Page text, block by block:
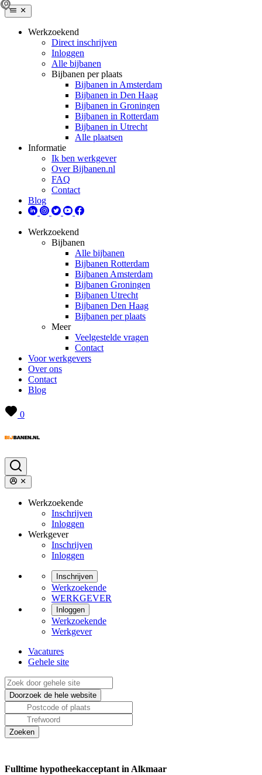
Werkzoekend
Direct inschrijven
Inloggen
Alle bijbanen
Bijbanen per plaats
Bijbanen in Amsterdam
Bijbanen in Den Haag
Bijbanen in Groningen
Bijbanen in Rotterdam
Bijbanen in Utrecht
Alle plaatsen
Informatie
Ik ben werkgever
Over Bijbanen.nl
FAQ
Contact
Blog
Werkzoekend
Bijbanen
Alle bijbanen
Bijbanen Rotterdam
Bijbanen Amsterdam
Bijbanen Groningen
Bijbanen Utrecht
Bijbanen Den Haag
Bijbanen per plaats
Meer
Veelgestelde vragen
Contact
Voor werkgevers
Over ons
Contact
Blog
0
Werkzoekende
Inschrijven
Inloggen
Werkgever
Inschrijven
Inloggen
Inschrijven
Werkzoekende
WERKGEVER
Inloggen
Werkzoekende
Werkgever
Vacatures
Gehele site
Fulltime hypotheekacceptant in Alkmaar